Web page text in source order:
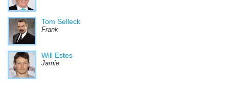
Tom Selleck
Frank
Will Estes
Jamie